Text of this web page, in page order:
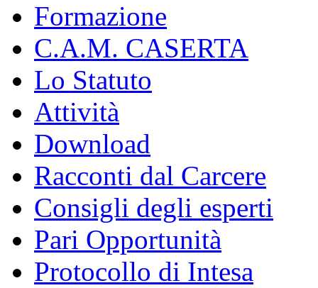
Formazione
C.A.M. CASERTA
Lo Statuto
Attività
Download
Racconti dal Carcere
Consigli degli esperti
Pari Opportunità
Protocollo di Intesa